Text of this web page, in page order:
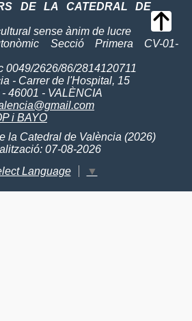
DE LA CATEDRAL DE
sense ànim de lucre
Secció Primera CV-01-
0049/2626/86/2814120711
- Carrer de l'Hospital, 15
46001 - VALÈNCIA
i BAYO
la Catedral de València (2026)
07-08-2026
Language
▼